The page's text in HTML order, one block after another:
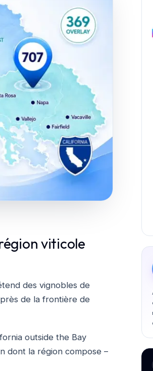
viticole
des vignobles de
de la frontière de
outside the Bay
dont la région compose –